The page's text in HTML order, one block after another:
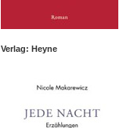
Verlag: Heyne